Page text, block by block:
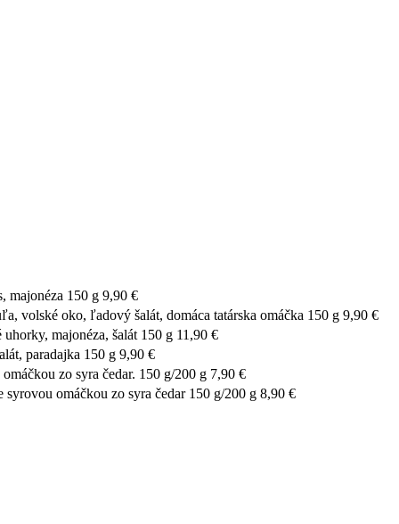
majonéza 150 g 9,90 €
volské oko, ľadový šalát, domáca tatárska omáčka 150 g 9,90 €
majonéza, šalát 150 g 11,90 €
paradajka 150 g 9,90 €
zo syra čedar. 150 g/200 g 7,90 €
omáčkou zo syra čedar 150 g/200 g 8,90 €